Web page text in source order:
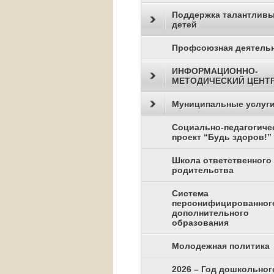
Поддержка
детей
Профсоюзная
ИНФОРМАЦИОННО-
МЕТОДИЧЕСКИЙ
Муниципальные услуги
Социально-
проект “Будь здоров!”
Школа ответственного
родительства
Система
дополнительного
образования
Молодежная политика
2026 – Год